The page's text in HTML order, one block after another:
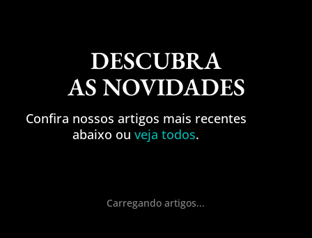
DESCUBRA
AS NOVIDADES
Confira nossos artigos mais recentes
abaixo ou veja todos.
Carregando artigos...